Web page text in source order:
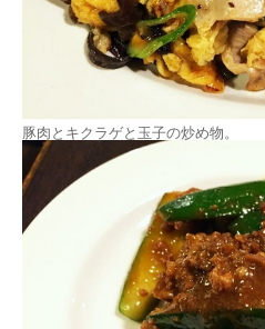
豚肉とキクラゲと玉子の炒め物。